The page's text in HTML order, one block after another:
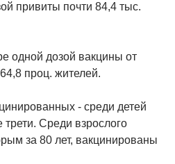
привиты почти 84,4 тыс.
одной дозой вакцины от
проц. жителей.
- среди детей
Среди взрослого
за 80 лет, вакцинированы